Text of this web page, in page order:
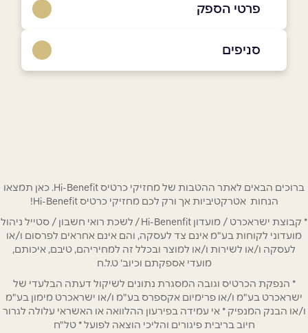
פרטי הספק
באתר בפייסבוק
טלפון*
אימייל *
אנא חזרו אלי בקשר ל...
הודעה *
סניפים
ברוכים הבאים לאתר ההטבות של מחזיקי כרטיס Hi-Benefit. כאן תמצאו
הנחות אטרקטיביות אך ורק לכם מחזיקי כרטיס Hi-Benefit!
* קבוצת ישראכרט / מועדון Hi-Benenfit / לשכת רואי חשבון / סטייל ניהול
מועדוני לקוחות בע"מ אינם צד לעסקה, והם אינם אחראים לפרסום ו/או
לעסקה ו/או לשירות ו/או למוצר ובכלל זה למחיריהם, טיבם, איכותם,
מועדי אספקתם וכיוב' ט.ל.ח
* הנפקת הכרטיס וגובה המסגרת נתונים לשיקול דעתה הבלעדי של
ישראכרט בע"מ ו/או פרימיום אקספרס בע"מ ו/או ישראכרט מימון בע"מ
ו/או הבנק המנפיק * אי עמידה בפירעון ההלוואה או האשראי עלולה לגרור
חיוב בריבית פיגורים והליכי הוצאה לפועל * טל"ח